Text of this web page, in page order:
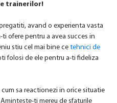
trainerilor!
avand o experienta vasta
ofere pentru a avea succes in
stiu cel mai bine ce tehnici de
folosi de ele pentru a-ti fideliza
sa reactionezi in orice situatie
ti mereu de sfaturile